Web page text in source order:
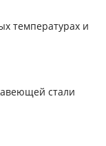
температурах и
стали